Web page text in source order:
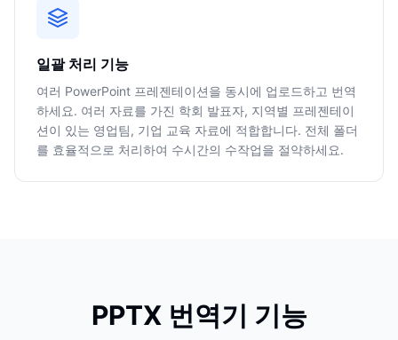
일괄 처리 기능
여러 PowerPoint 프레젠테이션을 동시에 업로드하고 번역
하세요. 여러 자료를 가진 학회 발표자, 지역별 프레젠테이
션이 있는 영업팀, 기업 교육 자료에 적합합니다. 전체 폴더
를 효율적으로 처리하여 수시간의 수작업을 절약하세요.
PPTX 번역기 기능